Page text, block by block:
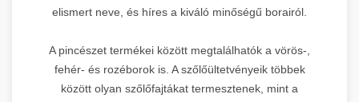
elismert neve, és híres a kiváló minőségű borairól.
A pincészet termékei között megtalálhatók a vörös-,
fehér- és rozéborok is. A szőlőültetvényeik többek
között olyan szőlőfajtákat termesztenek, mint a